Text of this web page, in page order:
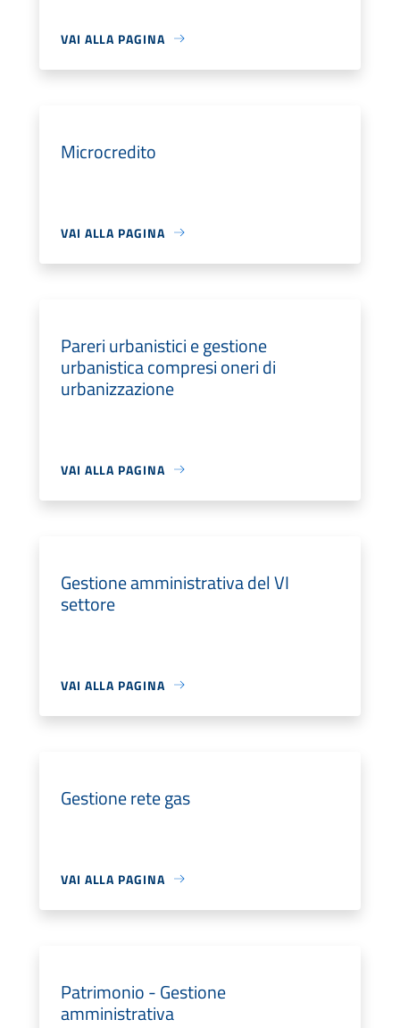
VAI ALLA PAGINA
Microcredito
VAI ALLA PAGINA
Pareri urbanistici e gestione
urbanistica compresi oneri di
urbanizzazione
VAI ALLA PAGINA
Gestione amministrativa del VI
settore
VAI ALLA PAGINA
Gestione rete gas
VAI ALLA PAGINA
Patrimonio - Gestione
amministrativa